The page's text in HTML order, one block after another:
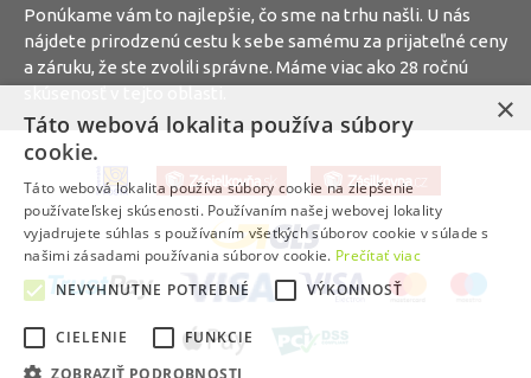
Ponúkame vám to najlepšie, čo sme na trhu našli. U nás
nájdete prirodzenú cestu k sebe samému za prijateľné ceny
a záruku, že ste zvolili správne. Máme viac ako 28 ročnú
×
Táto webová lokalita používa súbory
cookie.
Táto webová lokalita používa súbory cookie na zlepšenie
používateľskej skúsenosti. Používaním našej webovej lokality
vyjadrujete súhlas s používaním všetkých súborov cookie v súlade s
našimi zásadami používania súborov cookie. Prečítať viac
NEVYHNUTNE POTREBNÉ
VÝKONNOSŤ
CIELENIE
FUNKCIE
ZOBRAZIŤ PODROBNOSTI